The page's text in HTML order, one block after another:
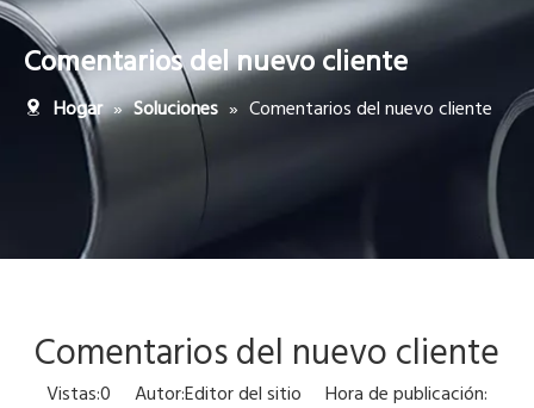
Comentarios del nuevo cliente
Hogar » Soluciones » Comentarios del nuevo cliente
Comentarios del nuevo cliente
Vistas:0 Autor:Editor del sitio Hora de publicación: